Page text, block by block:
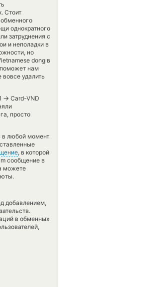
Стоит
однократного
затруднения с
и неполадки в
но
dong в
нам
удалить
→ Card-VND
просто
в любой момент
, в которой
сообщение в
можете
добавлением,
в обменных